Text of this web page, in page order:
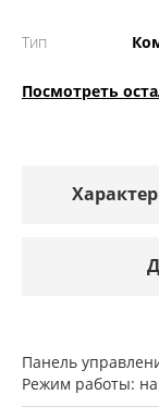
Тип
Посмотреть
Панель
Режим работы: